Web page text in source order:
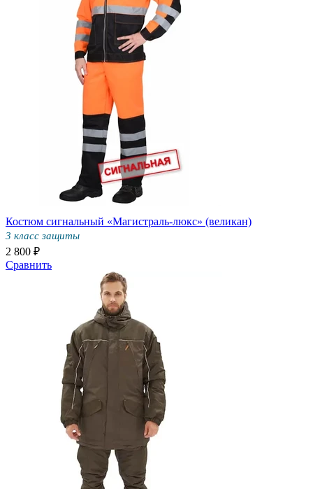
Костюм сигнальный «Магистраль-люкс» (великан)
3 класс защиты
2 800 ₽
Сравнить